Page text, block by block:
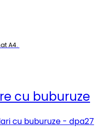
A4.
cu buburuze